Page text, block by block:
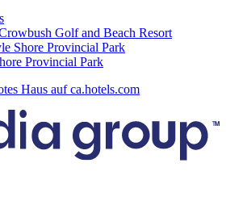
Golf and Beach Resort
Shore Provincial Park
Provincial Park
Haus auf ca.hotels.com